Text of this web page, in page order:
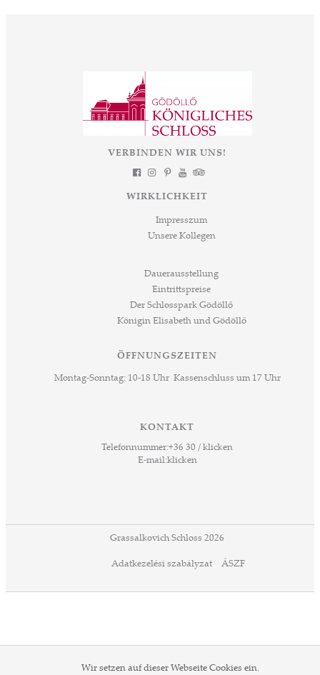
VERBINDEN WIR UNS!
WIRKLICHKEIT
Impresszum
Unsere Kollegen
Dauerausstellung
Eintrittspreise
Der Schlosspark Gödöllő
Königin Elisabeth und Gödöllő
ÖFFNUNGSZEITEN
Montag-Sonntag: 10-18 Uhr Kassenschluss um 17 Uhr
KONTAKT
Telefonnummer:+36 30 / klicken
E-mail:klicken
Grassalkovich Schloss 2026
Adatkezelési szabályzat ÁSZF
Wir setzen auf dieser Webseite Cookies ein.